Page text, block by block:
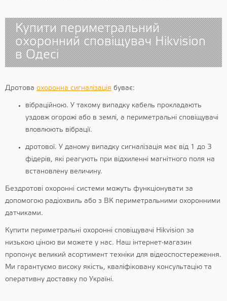
Купити периметральний
охоронний сповіщувач Hikvision
в Одесі
Дротова охоронна сигналізація буває:
вібраційною. У такому випадку кабель прокладають
уздовж огорожі або в землі, а периметральні сповіщувачі
вловлюють вібрації.
дротової. У даному випадку сигналізація має від 1 до 3
фідерів, які реагують при відхиленні магнітного поля на
встановлену величину.
Бездротові охоронні системи можуть функціонувати за
допомогою радіохвиль або з ВК периметральними охоронними
датчиками.
Купити периметральні охоронні сповіщувачі Hikvision за
низькою ціною ви можете у нас. Наш інтернет-магазин
пропонує великий асортимент техніки для відеоспостереження.
Ми гарантуємо високу якість, кваліфіковану консультацію та
оперативну доставку по Україні.